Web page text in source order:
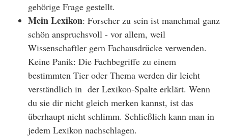
gehörige Frage gestellt.
Mein Lexikon: Forscher zu sein ist manchmal ganz
schön anspruchsvoll - vor allem, weil
Wissenschaftler gern Fachausdrücke verwenden.
Keine Panik: Die Fachbegriffe zu einem
bestimmten Tier oder Thema werden dir leicht
verständlich in der Lexikon-Spalte erklärt. Wenn
du sie dir nicht gleich merken kannst, ist das
überhaupt nicht schlimm. Schließlich kann man in
jedem Lexikon nachschlagen.